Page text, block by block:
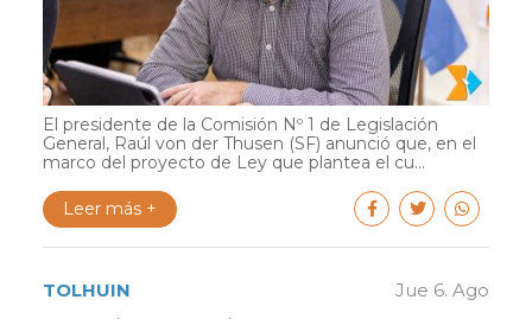
El presidente de la Comisión Nº 1 de Legislación
General, Raúl von der Thusen (SF) anunció que, en el
marco del proyecto de Ley que plantea el cu...
Leer más +
TOLHUIN Jue 6. Ago